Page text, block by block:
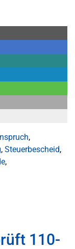
,
, Steuerbescheid,
,
110-